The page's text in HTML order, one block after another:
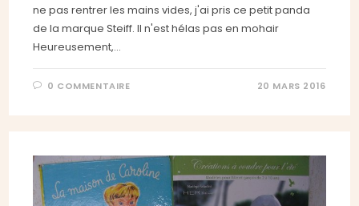
ne pas rentrer les mains vides, j'ai pris ce petit panda
de la marque Steiff. Il n'est hélas pas en mohair
Heureusement,…
0 COMMENTAIRE 20 MARS 2016